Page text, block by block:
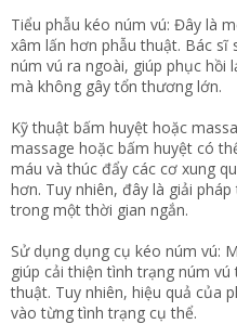
Tiểu phẫu kéo núm vú: Đây là
xâm lấn hơn phẫu thuật. Bác sĩ
núm vú ra ngoài, giúp phục hồi
mà không gây tổn thương lớn.
Kỹ thuật bấm huyệt hoặc
massage hoặc bấm huyệt có
máu và thúc đẩy các cơ xung
hơn. Tuy nhiên, đây là giải
trong một thời gian ngắn.
Sử dụng dụng cụ kéo núm vú:
giúp cải thiện tình trạng núm
thuật. Tuy nhiên, hiệu quả của
vào từng tình trạng cụ thể.